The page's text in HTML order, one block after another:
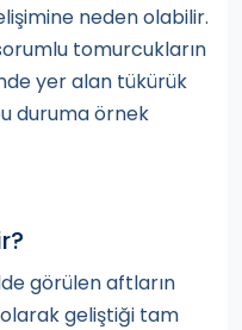
neden olabilir.
tomurcukların
yer alan tükürük
duruma örnek
görülen aftların
geliştiği tam